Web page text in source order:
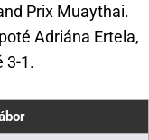
Prix Muaythai.
Adriána Ertela,
3-1.